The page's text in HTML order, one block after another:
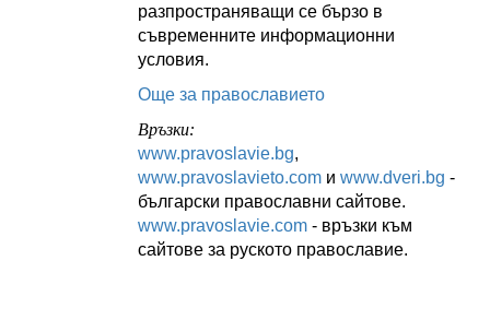
разпространяващи се бързо в
съвременните информационни
условия.
Още за православието
Връзки:
www.pravoslavie.bg,
www.pravoslavieto.com и www.dveri.bg -
български православни сайтове.
www.pravoslavie.com - връзки към
сайтове за руското православие.